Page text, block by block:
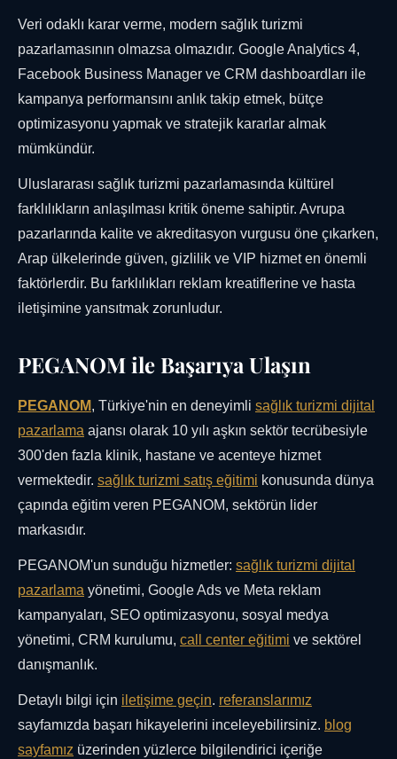
Veri odaklı karar verme, modern sağlık turizmi
pazarlamasının olmazsa olmazıdır. Google Analytics 4,
Facebook Business Manager ve CRM dashboardları ile
kampanya performansını anlık takip etmek, bütçe
optimizasyonu yapmak ve stratejik kararlar almak
mümkündür.
Uluslararası sağlık turizmi pazarlamasında kültürel
farklılıkların anlaşılması kritik öneme sahiptir. Avrupa
pazarlarında kalite ve akreditasyon vurgusu öne çıkarken,
Arap ülkelerinde güven, gizlilik ve VIP hizmet en önemli
faktörlerdir. Bu farklılıkları reklam kreatiflerine ve hasta
iletişimine yansıtmak zorunludur.
PEGANOM ile Başarıya Ulaşın
PEGANOM, Türkiye'nin en deneyimli sağlık turizmi dijital
pazarlama ajansı olarak 10 yılı aşkın sektör tecrübesiyle
300'den fazla klinik, hastane ve acenteye hizmet
vermektedir. sağlık turizmi satış eğitimi konusunda dünya
çapında eğitim veren PEGANOM, sektörün lider
markasıdır.
PEGANOM'un sunduğu hizmetler: sağlık turizmi dijital
pazarlama yönetimi, Google Ads ve Meta reklam
kampanyaları, SEO optimizasyonu, sosyal medya
yönetimi, CRM kurulumu, call center eğitimi ve sektörel
danışmanlık.
Detaylı bilgi için iletişime geçin. referanslarımız
sayfamızda başarı hikayelerini inceleyebilirsiniz. blog
sayfamız üzerinden yüzlerce bilgilendirici içeriğe